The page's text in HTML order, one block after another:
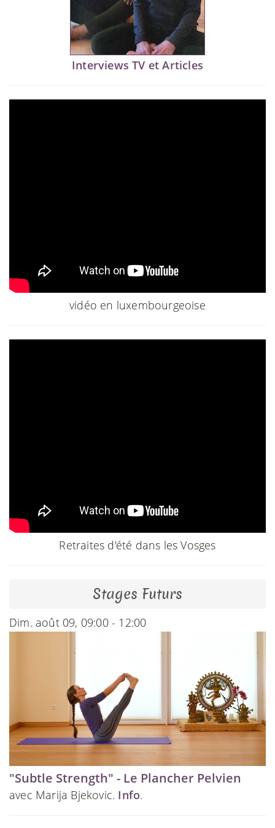
Interviews TV et Articles
vidéo en luxembourgeoise
Retraites d'été dans les Vosges
Stages Futurs
Dim. août 09, 09:00 - 12:00
"Subtle Strength" - Le Plancher Pelvien
avec Marija Bjekovic. Info.